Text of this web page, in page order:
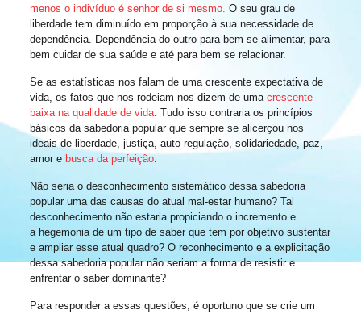
menos o indivíduo é senhor de si mesmo. O seu grau de
liberdade tem diminuído em proporção à sua necessidade de
dependência. Dependência do outro para bem se alimentar, para
bem cuidar de sua saúde e até para bem se relacionar.
Se as estatísticas nos falam de uma crescente expectativa de
vida, os fatos que nos rodeiam nos dizem de uma crescente
baixa na qualidade de vida. Tudo isso contraria os princípios
básicos da sabedoria popular que sempre se alicerçou nos
ideais de liberdade, justiça, auto-regulação, solidariedade, paz,
amor e busca da perfeição.
Não seria o desconhecimento sistemático dessa sabedoria
popular uma das causas do atual mal-estar humano? Tal
desconhecimento não estaria propiciando o incremento e
a hegemonia de um tipo de saber que tem por objetivo sustentar
e ampliar esse atual quadro? O reconhecimento e a explicitação
dessa sabedoria popular não seriam a forma de resistir e
enfrentar o saber dominante?
Para responder a essas questões, é oportuno que se crie um